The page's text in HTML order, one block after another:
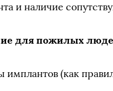
и наличие
для пожилых
имплантов (как